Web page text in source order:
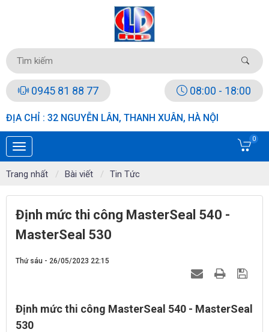
0945 81 88 77 08:00 - 18:00
ĐỊA CHỈ : 32 NGUYỄN LÂN, THANH XUÂN, HÀ NỘI
0
Trang nhất Bài viết Tin Tức
Định mức thi công MasterSeal 540 -
MasterSeal 530
Thứ sáu - 26/05/2023 22:15
Định mức thi công MasterSeal 540 - MasterSeal
530